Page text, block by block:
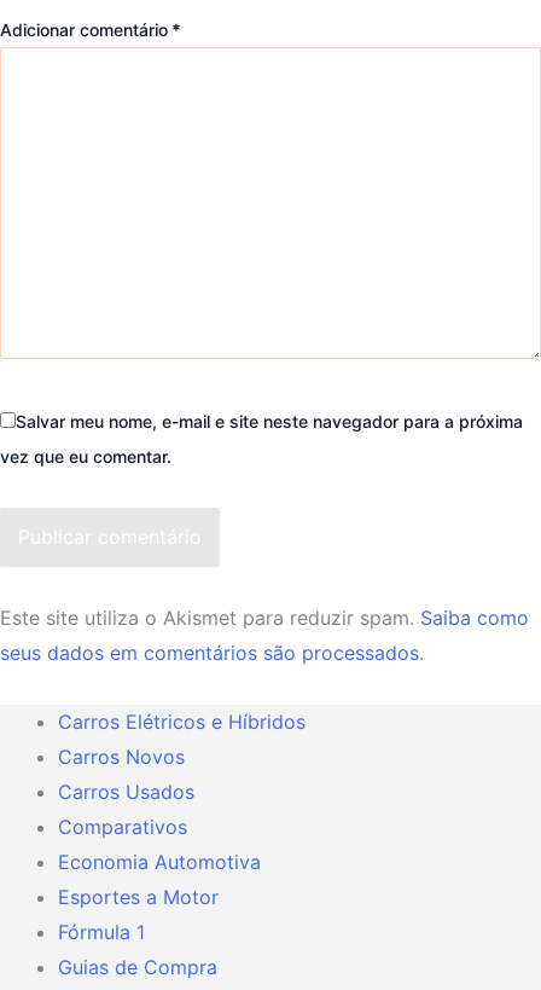
Adicionar comentário *
Salvar meu nome, e-mail e site neste navegador para a próxima
vez que eu comentar.
Publicar comentário
Este site utiliza o Akismet para reduzir spam. Saiba como
seus dados em comentários são processados.
Carros Elétricos e Híbridos
Carros Novos
Carros Usados
Comparativos
Economia Automotiva
Esportes a Motor
Fórmula 1
Guias de Compra